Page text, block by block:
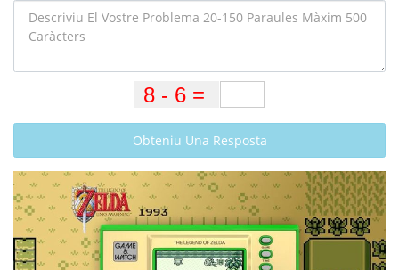
Obteniu Una Resposta